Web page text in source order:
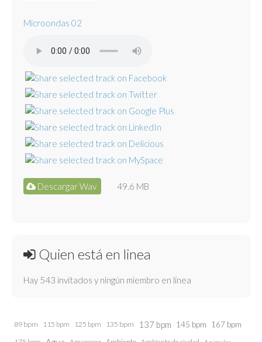
Microondas 02
Descargar Wav 49.6 MB
Quien está en linea
Hay 543 invitados y ningún miembro en línea
89 bpm 115 bpm 125 bpm 135 bpm 137 bpm 145 bpm 167 bpm